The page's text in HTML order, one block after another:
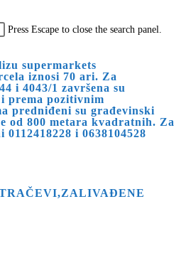
Press Escape to close the search panel.
supermarkets
iznosi 70 ari. Za
i 4043/1 završena su
prema pozitivnim
predniđeni su građevinski
od 800 metara kvadratnih. Za
i 0638104528